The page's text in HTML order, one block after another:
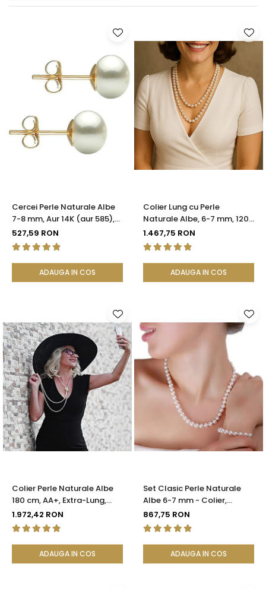
Seturi Perle cu Argint
Brose cu Perle
Cercei Perle Naturale Albe
7-8 mm, Aur 14K (aur 585),
Calitatea AAA | KASKADDA®
527,59 RON
ADAUGA IN COS
Colier Lung cu Perle
Naturale Albe, 6-7 mm, 120
cm, Închizătoare Argint 925
| KASKADDA®
1.467,75 RON
ADAUGA IN COS
Colier Perle Naturale Albe
180 cm, AA+, Extra-Lung,
Argint 925 | KASKADDA®
1.972,42 RON
ADAUGA IN COS
Set Clasic Perle Naturale
Albe 6-7 mm - Colier,
Brățară și Cercei, Argint 925
| KASKADDA®
867,75 RON
ADAUGA IN COS